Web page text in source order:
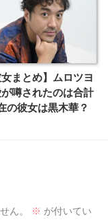
女まとめ】ムロツヨ
噂されたのは合計
の彼女は黒木華？
ん。 ※ が付いてい